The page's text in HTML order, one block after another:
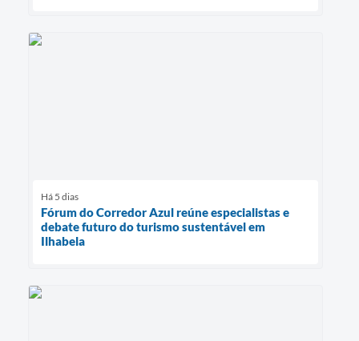
Há 5 dias
Fórum do Corredor Azul reúne especialistas e
debate futuro do turismo sustentável em
Ilhabela